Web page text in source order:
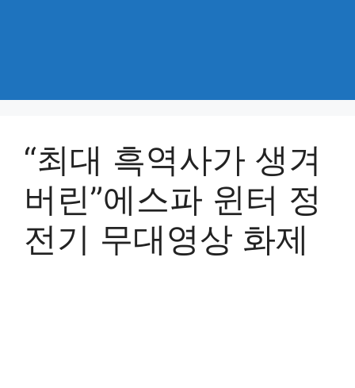
“최대 흑역사가 생겨
버린”에스파 윈터 정
전기 무대영상 화제